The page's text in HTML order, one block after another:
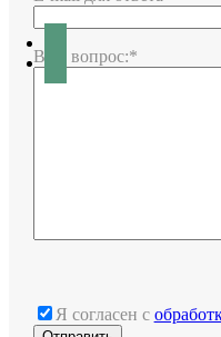
Ваш вопрос:*
Я согласен с